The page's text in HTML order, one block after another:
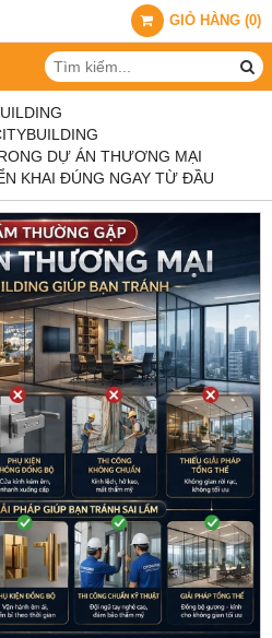
GIỎ HÀNG (0)
DỰ ÁN THƯƠNG MẠI
KHAI ĐÚNG NGAY TỪ ĐẦU